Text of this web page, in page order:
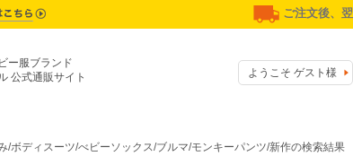
ご注文後、
ー服ブランド
公式通販サイト
ようこそ ゲスト様
/ボディスーツ/べビーソックス/ブルマ/モンキーパンツ/新作の検索結果